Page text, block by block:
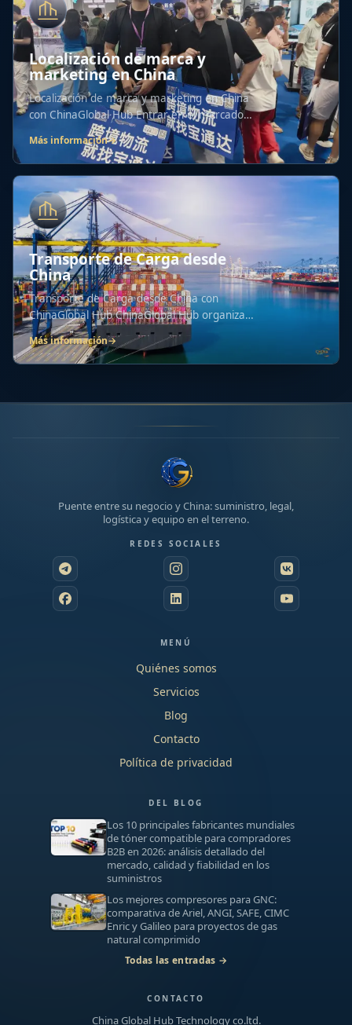
Localización de marca y
marketing en China
Localización de marca y marketing en China
con ChinaGlobal Hub Entrar en el mercado
Más información→
Transporte de Carga desde
China
Transporte de Carga desde China con
ChinaGlobal Hub ChinaGlobal Hub organiza
transportes de...
Más información→
Puente entre su negocio y China: suministro, legal,
logística y equipo en el terreno.
REDES SOCIALES
MENÚ
Quiénes somos
Servicios
Blog
Contacto
Política de privacidad
DEL BLOG
Los 10 principales fabricantes mundiales
de tóner compatible para compradores
B2B en 2026: análisis detallado del
mercado, calidad y fiabilidad en los
suministros
Los mejores compresores para GNC:
comparativa de Ariel, ANGI, SAFE, CIMC
Enric y Galileo para proyectos de gas
natural comprimido
Todas las entradas →
CONTACTO
China Global Hub Technology co.ltd.